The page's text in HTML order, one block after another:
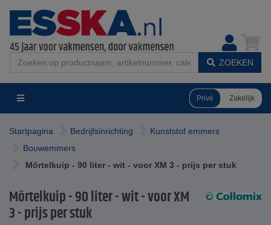
ZOEKEN
Privé Zakelijk
Startpagina Bedrijfsinrichting
Kunststof emmers
Bouwemmers
Mörtelkuip - 90 liter - wit - voor XM 3 - prijs per stuk
Mörtelkuip - 90 liter - wit - voor XM
3 - prijs per stuk